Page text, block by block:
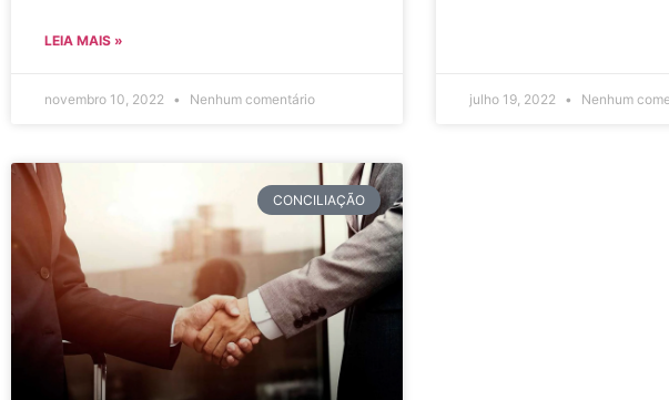
LEIA MAIS »
novembro 10, 2022 Nenhum comentário julho 19, 2022 Nenhum
CONCILIAÇÃO